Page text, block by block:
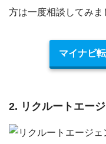
方は一度相談してみま
マイナビ
2. リクルートエー